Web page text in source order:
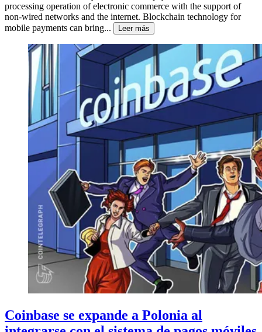
processing operation of electronic commerce with the support of
non-wired networks and the internet. Blockchain technology for
mobile payments can bring...
Leer más
Coinbase se expande a Polonia al